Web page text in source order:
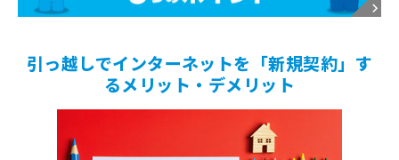
引っ越しでインターネットを「新規契約」す
るメリット・デメリット